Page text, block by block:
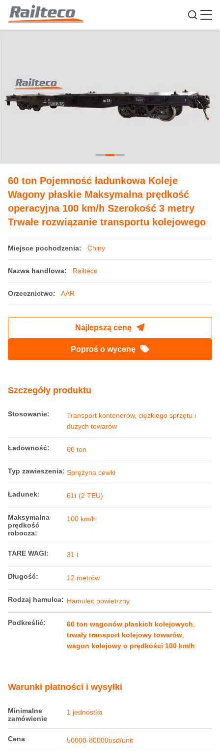
60 ton Pojemność ładunkowa Koleje
Wagony płaskie Maksymalna prędkość
operacyjna 100 km/h Szerokość 3 metry
Trwałe rozwiązanie transportu kolejowego
Miejsce pochodzenia: Chiny
Nazwa handlowa: Railteco
Orzecznictwo: AAR
Najlepszą cenę
Poproś o wycenę
Szczegóły produktu
Stosowanie:
Transport kontenerów, ciężkiego sprzętu i
dużych towarów
Ładowność: 60 ton
Typ zawieszenia: Sprężyna cewki
Ładunek: 61t (2 TEU)
Maksymalna
prędkość
robocza:
100 km/h
TARE WAGI: 31 t
Długość: 12 metrów
Rodzaj hamulca: Hamulec powietrzny
Podkreślić: 60 ton wagonów płaskich kolejowych
trwały transport kolejowy towarów
wagon kolejowy o prędkości 100 km/h
Warunki płatności i wysyłki
Minimalne
zamówienie
1 jednostka
Cena 50000-80000usd/unit